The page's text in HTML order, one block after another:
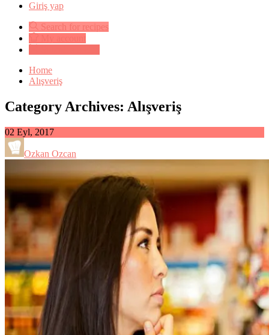
Giriş yap
Search for recipes
Home
Alışveriş
Category Archives: Alışveriş
02 Eyl, 2017
Ozkan Ozcan